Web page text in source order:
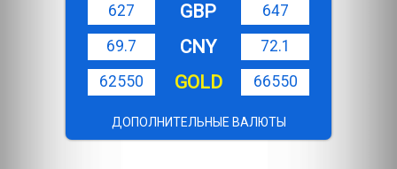
627
GBP
647
69.7
CNY
72.1
62550
GOLD 66550
ДОПОЛНИТЕЛЬНЫЕ ВАЛЮТЫ